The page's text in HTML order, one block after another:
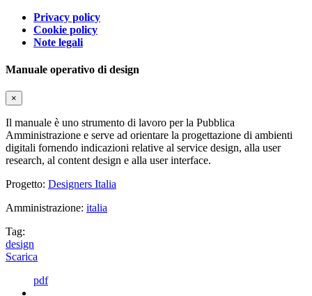
Privacy policy
Cookie policy
Note legali
Manuale operativo di design
×
Il manuale è uno strumento di lavoro per la Pubblica
Amministrazione e serve ad orientare la progettazione di ambienti
digitali fornendo indicazioni relative al service design, alla user
research, al content design e alla user interface.
Progetto: Designers Italia
Amministrazione: italia
Tag:
design
Scarica
pdf